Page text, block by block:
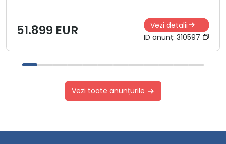
51.899 EUR
Vezi detalii
ID anunț: 310597
Vezi toate anunțurile